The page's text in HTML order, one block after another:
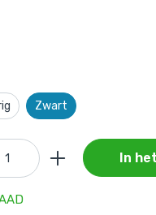
Zwart
In